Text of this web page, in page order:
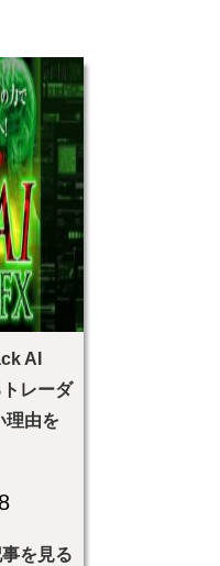
AI
レーダ
理由を
を見る